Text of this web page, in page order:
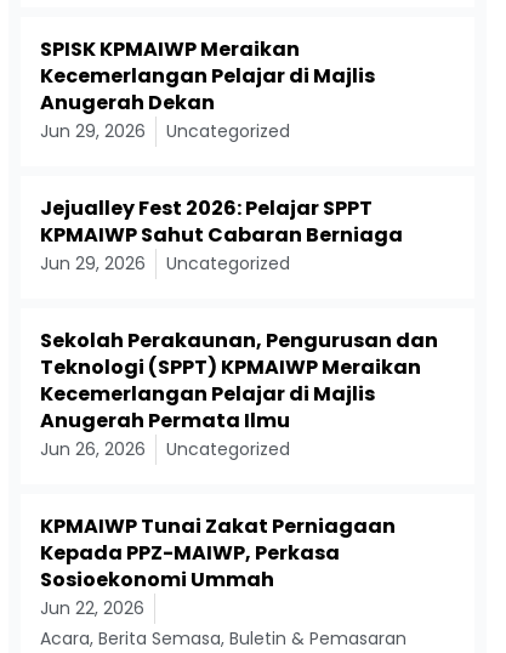
SPISK KPMAIWP Meraikan
Kecemerlangan Pelajar di Majlis
Anugerah Dekan
Jun 29, 2026 Uncategorized
Jejualley Fest 2026: Pelajar SPPT
KPMAIWP Sahut Cabaran Berniaga
Jun 29, 2026 Uncategorized
Sekolah Perakaunan, Pengurusan dan
Teknologi (SPPT) KPMAIWP Meraikan
Kecemerlangan Pelajar di Majlis
Anugerah Permata Ilmu
Jun 26, 2026 Uncategorized
KPMAIWP Tunai Zakat Perniagaan
Kepada PPZ-MAIWP, Perkasa
Sosioekonomi Ummah
Jun 22, 2026
Acara,Berita Semasa,Buletin & Pemasaran